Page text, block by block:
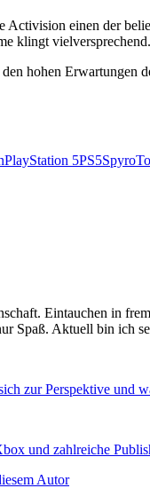
Activision einen der
klingt vielversprechend.
hohen Erwartungen
PlayStation 5PS5Spyro
Eintauchen in
Spaß. Aktuell bin ich
zur Perspektive und
und zahlreiche
Autor